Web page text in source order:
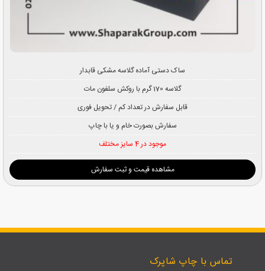
ساک دستی آماده گلاسه مشکی قابدار
گلاسه 170 گرم با روکش سلفون مات
قابل سفارش در تعداد کم / تحویل فوری
سفارش بصورت خام و یا با چاپ
موجود در 4 سایز مختلف
مشاهده قیمت و ثبت سفارش
تماس با چاپ شاپرک